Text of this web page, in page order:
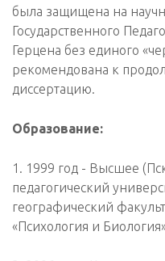
была защищена на
Государственного
Герцена без единого
рекомендована к
диссертацию.
Образование:
1. 1999 год - Высшее
педагогический
географический
«Психология и